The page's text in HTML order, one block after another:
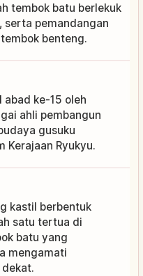
tembok batu berlekuk
serta pemandangan
benteng.
ke-15 oleh
ahli pembangun
gusuku
Kerajaan Ryukyu.
kastil berbentuk
satu tertua di
batu yang
mengamati